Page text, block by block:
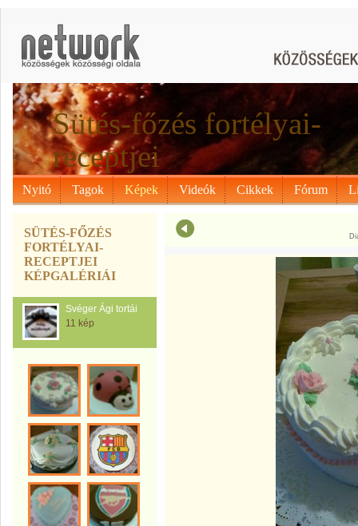
Sütés-főzés fortélyai-
receptjei
Nyitó Tagok Képek Videók Cikkek Fórum
SÜTÉS-FŐZÉS
FORTÉLYAI-
RECEPTJEI
KÉPGALÉRIÁI
Svéger Ági tortái
11 kép